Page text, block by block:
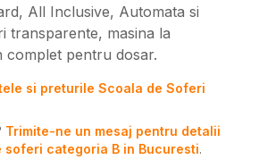
All Inclusive, Automata si
transparente, masina la
complet pentru dosar.
si preturile Scoala de Soferi
Trimite-ne un mesaj pentru detalii
soferi categoria B in Bucuresti.